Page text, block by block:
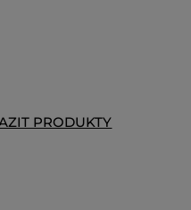
PRODUKTY